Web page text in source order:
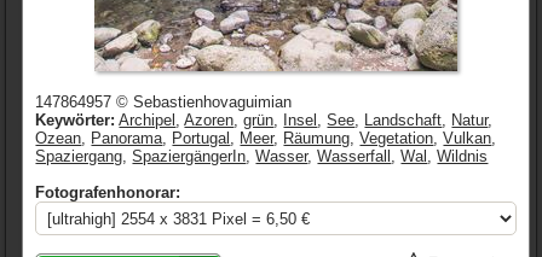
147864957 © Sebastienhovaguimian
Keywörter: Archipel ,Azoren,grün, Insel ,See, Landschaft, Natur,
Ozean, Panorama, Portugal , Meer, Räumung,Vegetation,Vulkan,
Spaziergang,SpaziergängerIn,Wasser,Wasserfall ,Wal ,Wildnis
Fotografenhonorar: